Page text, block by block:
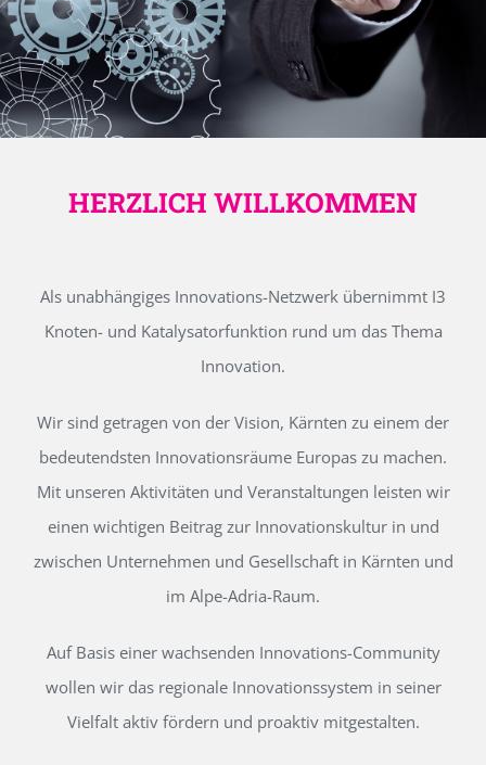
HERZLICH WILLKOMMEN
Als unabhängiges Innovations-Netzwerk übernimmt I3
Knoten- und Katalysatorfunktion rund um das Thema
Innovation.
Wir sind getragen von der Vision, Kärnten zu einem der
bedeutendsten Innovationsräume Europas zu machen.
Mit unseren Aktivitäten und Veranstaltungen leisten wir
einen wichtigen Beitrag zur Innovationskultur in und
zwischen Unternehmen und Gesellschaft in Kärnten und
im Alpe-Adria-Raum.
Auf Basis einer wachsenden Innovations-Community
wollen wir das regionale Innovationssystem in seiner
Vielfalt aktiv fördern und proaktiv mitgestalten.